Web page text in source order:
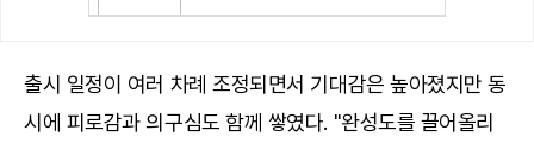
출시 일정이 여러 차례 조정되면서 기대감은 높아졌지만 동
시에 피로감과 의구심도 함께 쌓였다. "완성도를 끌어올리